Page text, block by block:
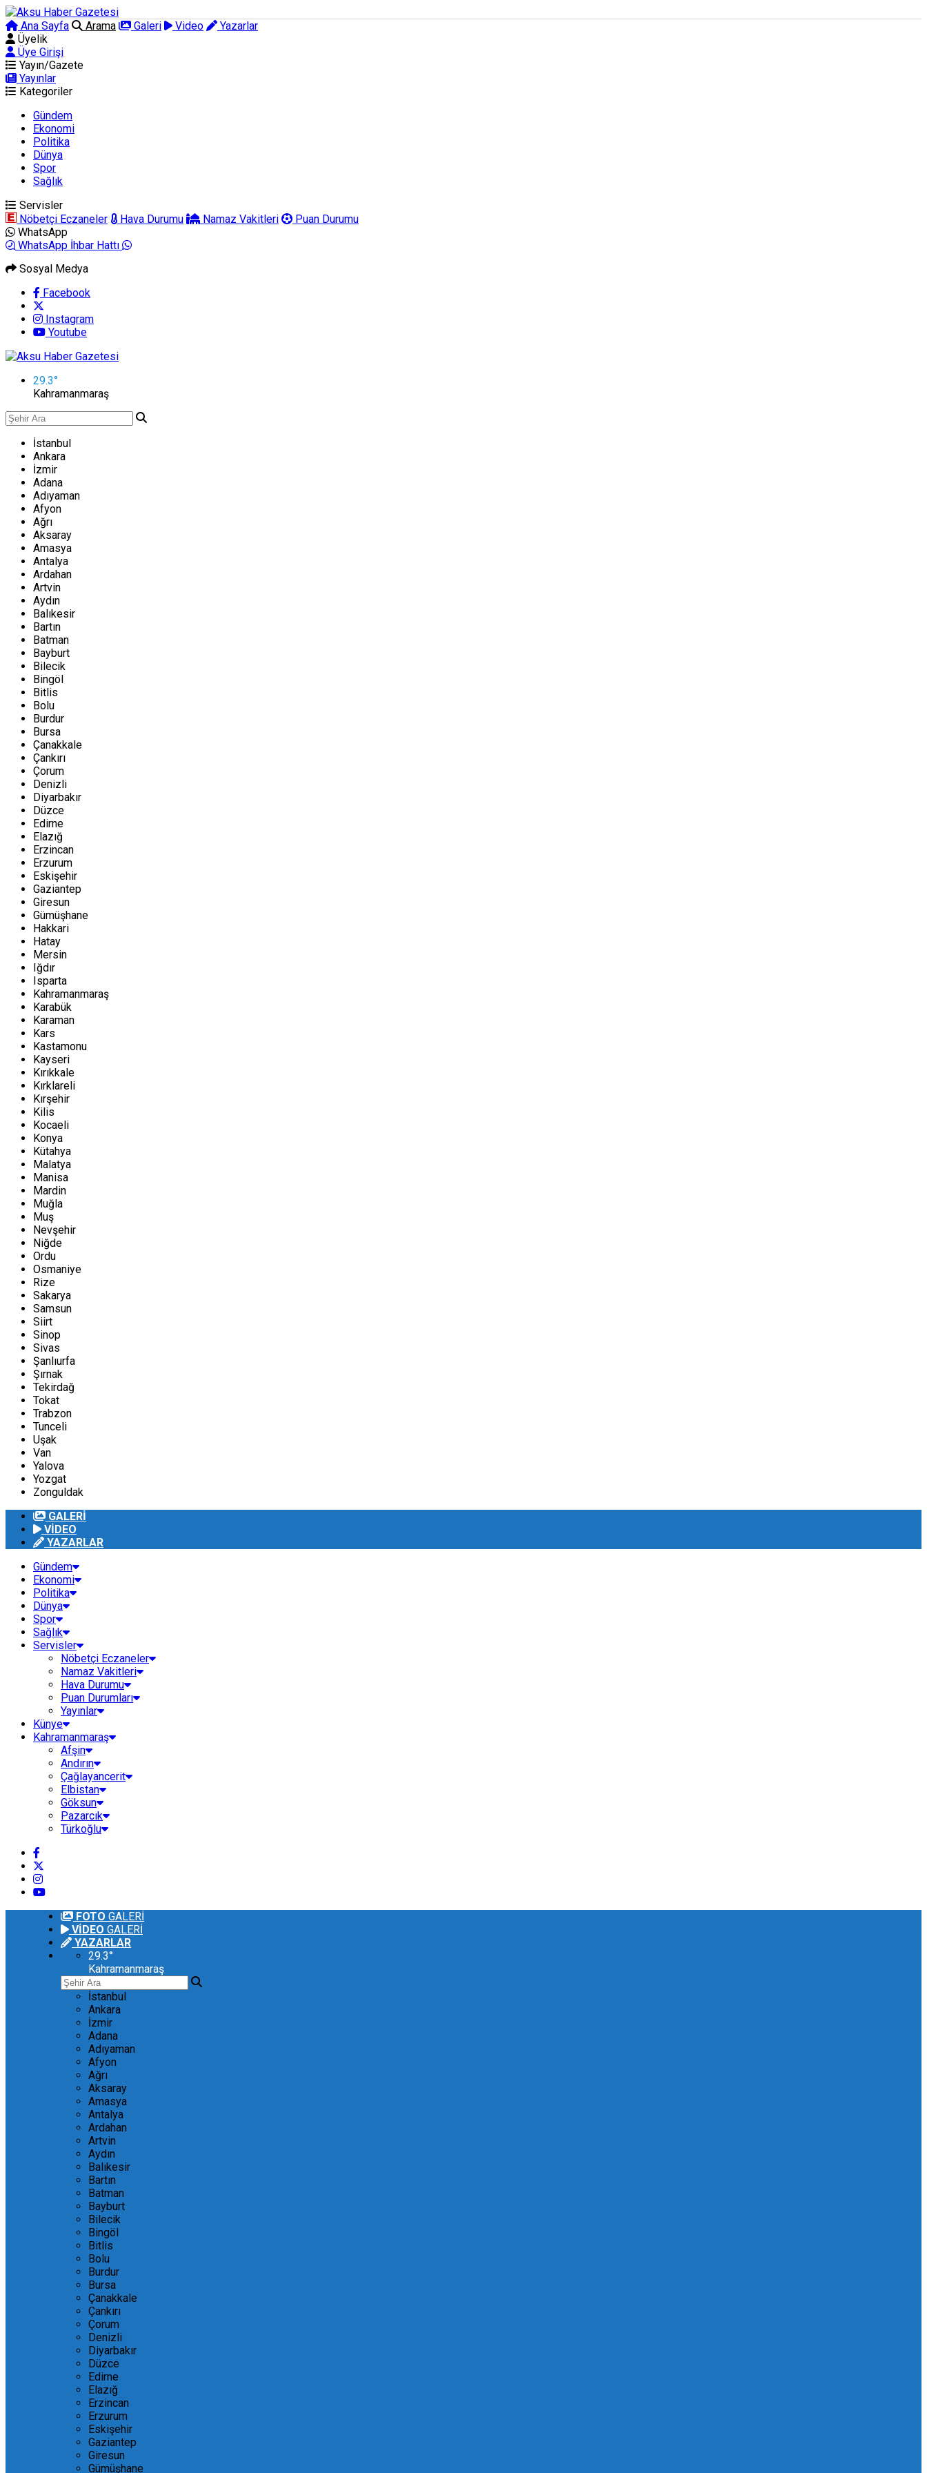
Ana Sayfa Arama Galeri Video
Yazarlar
Üyelik
Üye Girişi
Yayın/Gazete
Yayınlar
Kategoriler
Gündem
Ekonomi
Politika
Dünya
Spor
Sağlık
Servisler
Nöbetçi Eczaneler
Hava Durumu Namaz Vakitleri
Puan Durumu
WhatsApp
WhatsApp İhbar Hattı
Sosyal Medya
Facebook
Instagram
Youtube
29.3°
Kahramanmaraş
İstanbul
Ankara
İzmir
Adana
Adıyaman
Afyon
Ağrı
Aksaray
Amasya
Antalya
Ardahan
Artvin
Aydın
Balıkesir
Bartın
Batman
Bayburt
Bilecik
Bingöl
Bitlis
Bolu
Burdur
Bursa
Çanakkale
Çankırı
Çorum
Denizli
Diyarbakır
Düzce
Edirne
Elazığ
Erzincan
Erzurum
Eskişehir
Gaziantep
Giresun
Gümüşhane
Hakkari
Hatay
Mersin
Iğdır
Isparta
Kahramanmaraş
Karabük
Karaman
Kars
Kastamonu
Kayseri
Kırıkkale
Kırklareli
Kırşehir
Kilis
Kocaeli
Konya
Kütahya
Malatya
Manisa
Mardin
Muğla
Muş
Nevşehir
Niğde
Ordu
Osmaniye
Rize
Sakarya
Samsun
Siirt
Sinop
Sivas
Şanlıurfa
Şırnak
Tekirdağ
Tokat
Trabzon
Tunceli
Uşak
Van
Yalova
Yozgat
Zonguldak
GALERİ
VİDEO
YAZARLAR
Gündem
Ekonomi
Politika
Dünya
Spor
Sağlık
Servisler
Nöbetçi Eczaneler
Namaz Vakitleri
Hava Durumu
Puan Durumları
Yayınlar
Künye
Kahramanmaraş
Afşin
Andırın
Çağlayancerit
Elbistan
Göksun
Pazarcık
Türkoğlu
FOTO GALERİ
VİDEO GALERİ
YAZARLAR
29.3°
Kahramanmaraş
İstanbul
Ankara
İzmir
Adana
Adıyaman
Afyon
Ağrı
Aksaray
Amasya
Antalya
Ardahan
Artvin
Aydın
Balıkesir
Bartın
Batman
Bayburt
Bilecik
Bingöl
Bitlis
Bolu
Burdur
Bursa
Çanakkale
Çankırı
Çorum
Denizli
Diyarbakır
Düzce
Edirne
Elazığ
Erzincan
Erzurum
Eskişehir
Gaziantep
Giresun
Gümüşhane